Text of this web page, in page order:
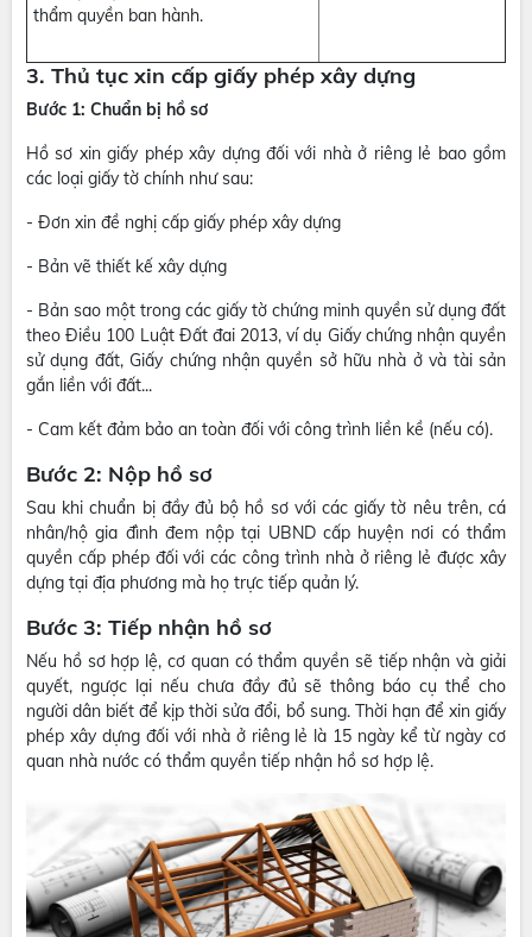
thẩm quyền ban hành.
3. Thủ tục xin cấp giấy phép xây dựng
Bước 1: Chuẩn bị hồ sơ
Hồ sơ xin giấy phép xây dựng đối với nhà ở riêng lẻ bao gồm
các loại giấy tờ chính như sau:
- Đơn xin đề nghị cấp giấy phép xây dựng
- Bản vẽ thiết kế xây dựng
- Bản sao một trong các giấy tờ chứng minh quyền sử dụng đất
theo Điều 100 Luật Đất đai 2013, ví dụ Giấy chứng nhận quyền
sử dụng đất, Giấy chứng nhận quyền sở hữu nhà ở và tài sản
gắn liền với đất...
- Cam kết đảm bảo an toàn đối với công trình liền kề (nếu có).
Bước 2: Nộp hồ sơ
Sau khi chuẩn bị đầy đủ bộ hồ sơ với các giấy tờ nêu trên, cá
nhân/hộ gia đình đem nộp tại UBND cấp huyện nơi có thẩm
quyền cấp phép đối với các công trình nhà ở riêng lẻ được xây
dựng tại địa phương mà họ trực tiếp quản lý.
Bước 3: Tiếp nhận hồ sơ
Nếu hồ sơ hợp lệ, cơ quan có thẩm quyền sẽ tiếp nhận và giải
quyết, ngược lại nếu chưa đầy đủ sẽ thông báo cụ thể cho
người dân biết để kịp thời sửa đổi, bổ sung. Thời hạn để xin giấy
phép xây dựng đối với nhà ở riêng lẻ là 15 ngày kể từ ngày cơ
quan nhà nước có thẩm quyền tiếp nhận hồ sơ hợp lệ.